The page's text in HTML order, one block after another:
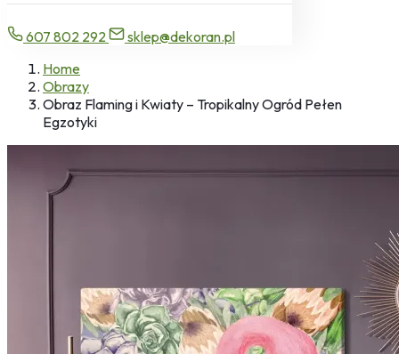
607 802 292
sklep@dekoran.pl
Home
Obrazy
Obraz Flaming i Kwiaty – Tropikalny Ogród Pełen
Egzotyki